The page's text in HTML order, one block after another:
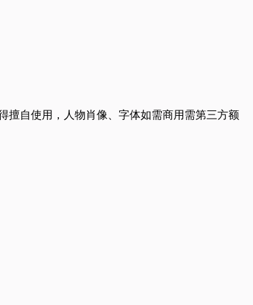
擅自使用，人物肖像、字体如需商用需第三方额